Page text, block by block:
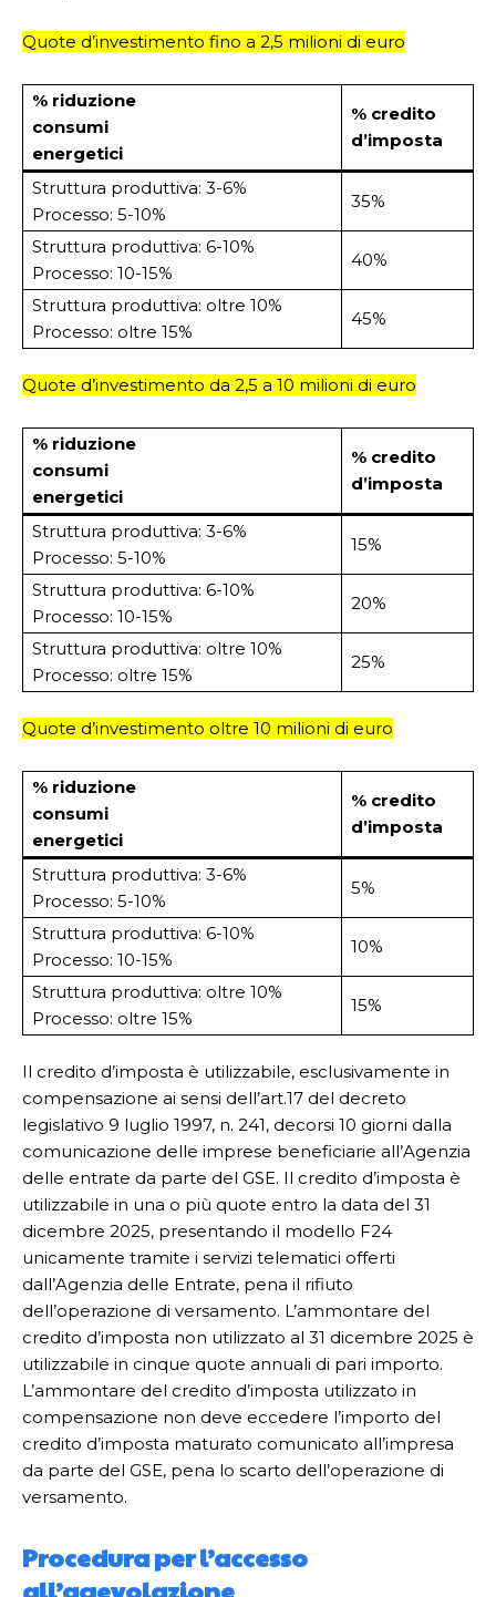
Quote d’investimento fino a 2,5 milioni di euro
% riduzione
consumi
energetici
% credito
d’imposta
Struttura produttiva: 3-6%
Processo: 5-10%
35%
Struttura produttiva: 6-10%
Processo: 10-15%
40%
Struttura produttiva: oltre 10%
Processo: oltre 15%
45%
Quote d’investimento da 2,5 a 10 milioni di euro
% riduzione
consumi
energetici
% credito
d’imposta
Struttura produttiva: 3-6%
Processo: 5-10%
15%
Struttura produttiva: 6-10%
Processo: 10-15%
20%
Struttura produttiva: oltre 10%
Processo: oltre 15%
25%
Quote d’investimento oltre 10 milioni di euro
% riduzione
consumi
energetici
% credito
d’imposta
Struttura produttiva: 3-6%
Processo: 5-10%
5%
Struttura produttiva: 6-10%
Processo: 10-15%
10%
Struttura produttiva: oltre 10%
Processo: oltre 15%
15%
Il credito d’imposta è utilizzabile, esclusivamente in
compensazione ai sensi dell’art.17 del decreto
legislativo 9 luglio 1997, n. 241, decorsi 10 giorni dalla
comunicazione delle imprese beneficiarie all’Agenzia
delle entrate da parte del GSE. Il credito d’imposta è
utilizzabile in una o più quote entro la data del 31
dicembre 2025, presentando il modello F24
unicamente tramite i servizi telematici offerti
dall’Agenzia delle Entrate, pena il rifiuto
dell’operazione di versamento. L’ammontare del
credito d’imposta non utilizzato al 31 dicembre 2025 è
utilizzabile in cinque quote annuali di pari importo.
L’ammontare del credito d’imposta utilizzato in
compensazione non deve eccedere l’importo del
credito d’imposta maturato comunicato all’impresa
da parte del GSE, pena lo scarto dell’operazione di
versamento.
Procedura per l’accesso
all’agevolazione